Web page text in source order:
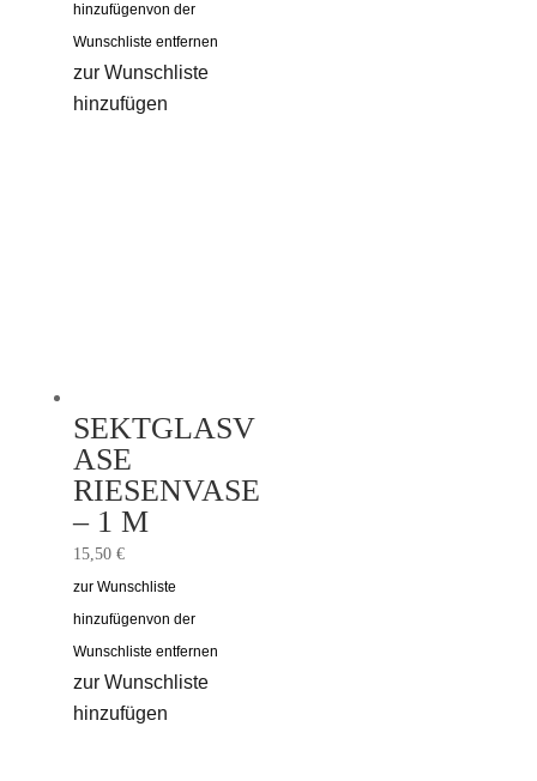
hinzufügenvon der
Wunschliste entfernen
zur Wunschliste
hinzufügen
SEKTGLASV
ASE
RIESENVASE
– 1 M
15,50 €
zur Wunschliste
hinzufügenvon der
Wunschliste entfernen
zur Wunschliste
hinzufügen